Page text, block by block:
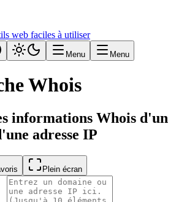
web faciles à utiliser
Menu Menu
Whois
informations Whois d'un
adresse IP
Plein écran